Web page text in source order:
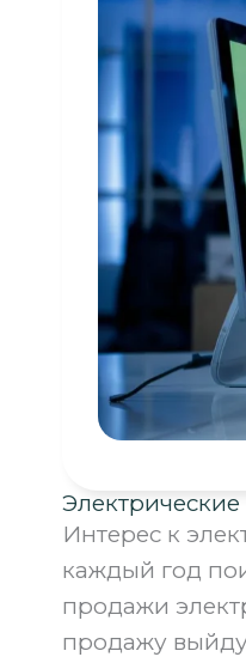
Интерес к
каждый год
продажи
продажу